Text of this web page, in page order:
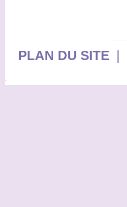
PLAN DU SITE|